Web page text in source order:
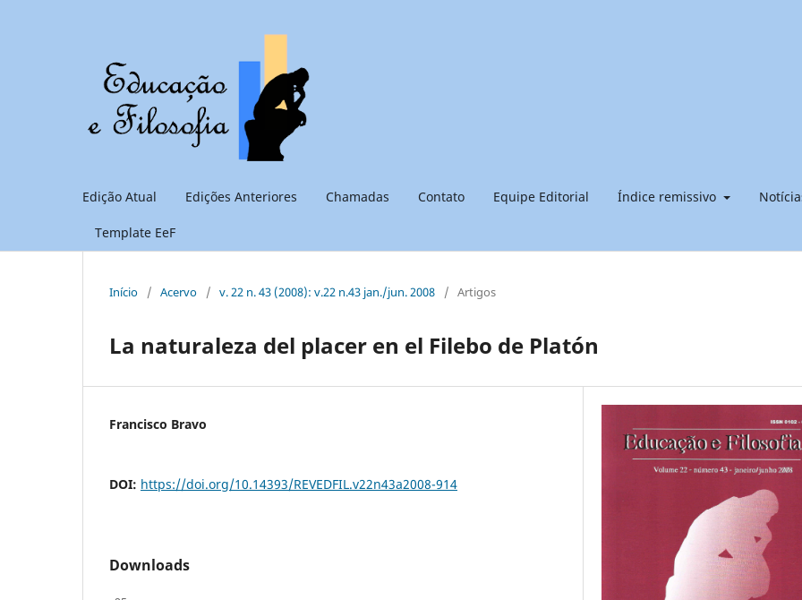
Edição Atual Edições Anteriores Chamadas Contato Equipe Editorial Índice remissivo
Template EeF
Início / Acervo / v. 22 n. 43 (2008): v.22 n.43 jan./jun. 2008 / Artigos
La naturaleza del placer en el Filebo de Platón
Francisco Bravo
DOI: https://doi.org/10.14393/REVEDFIL.v22n43a2008-914
Downloads